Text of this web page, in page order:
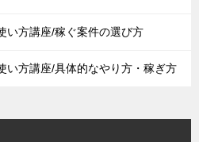
い方講座/稼ぐ案件の選び方
い方講座/具体的なやり方・稼ぎ方